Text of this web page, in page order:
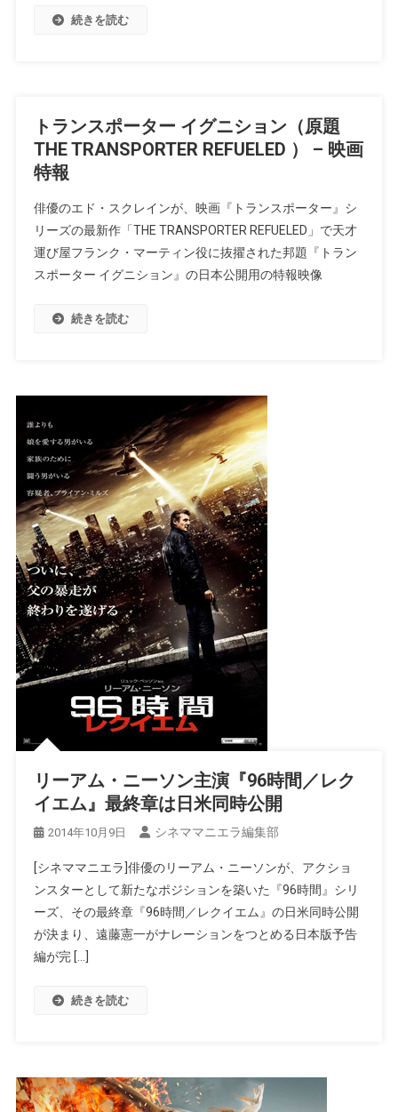
続きを読む
トランスポーター イグニション（原題
THE TRANSPORTER REFUELED ） – 映画
特報
俳優のエド・スクレインが、映画『トランスポーター』シ
リーズの最新作「THE TRANSPORTER REFUELED」で天才
運び屋フランク・マーティン役に抜擢された邦題『トラン
スポーター イグニション』の日本公開用の特報映像
続きを読む
リーアム・ニーソン主演『96時間／レク
イエム』最終章は日米同時公開
2014年10月9日 シネママニエラ編集部
[シネママニエラ]俳優のリーアム・ニーソンが、アクショ
ンスターとして新たなポジションを築いた『96時間』シリ
ーズ、その最終章『96時間／レクイエム』の日米同時公開
が決まり、遠藤憲一がナレーションをつとめる日本版予告
編が完 […]
続きを読む